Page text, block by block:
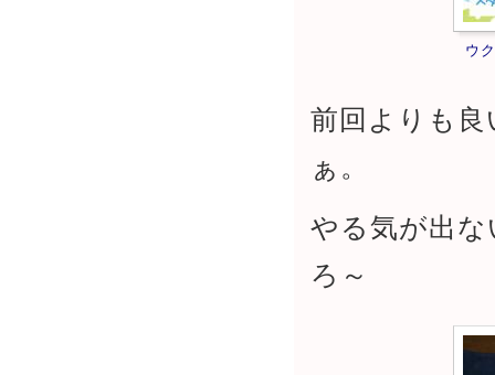
ウ
前回よりも
ぁ。
やる気が出
ろ～